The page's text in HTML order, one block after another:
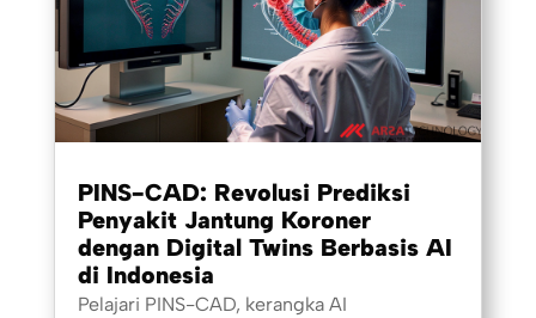
PINS-CAD: Revolusi Prediksi
Penyakit Jantung Koroner
dengan Digital Twins Berbasis AI
di Indonesia
Pelajari PINS-CAD, kerangka AI